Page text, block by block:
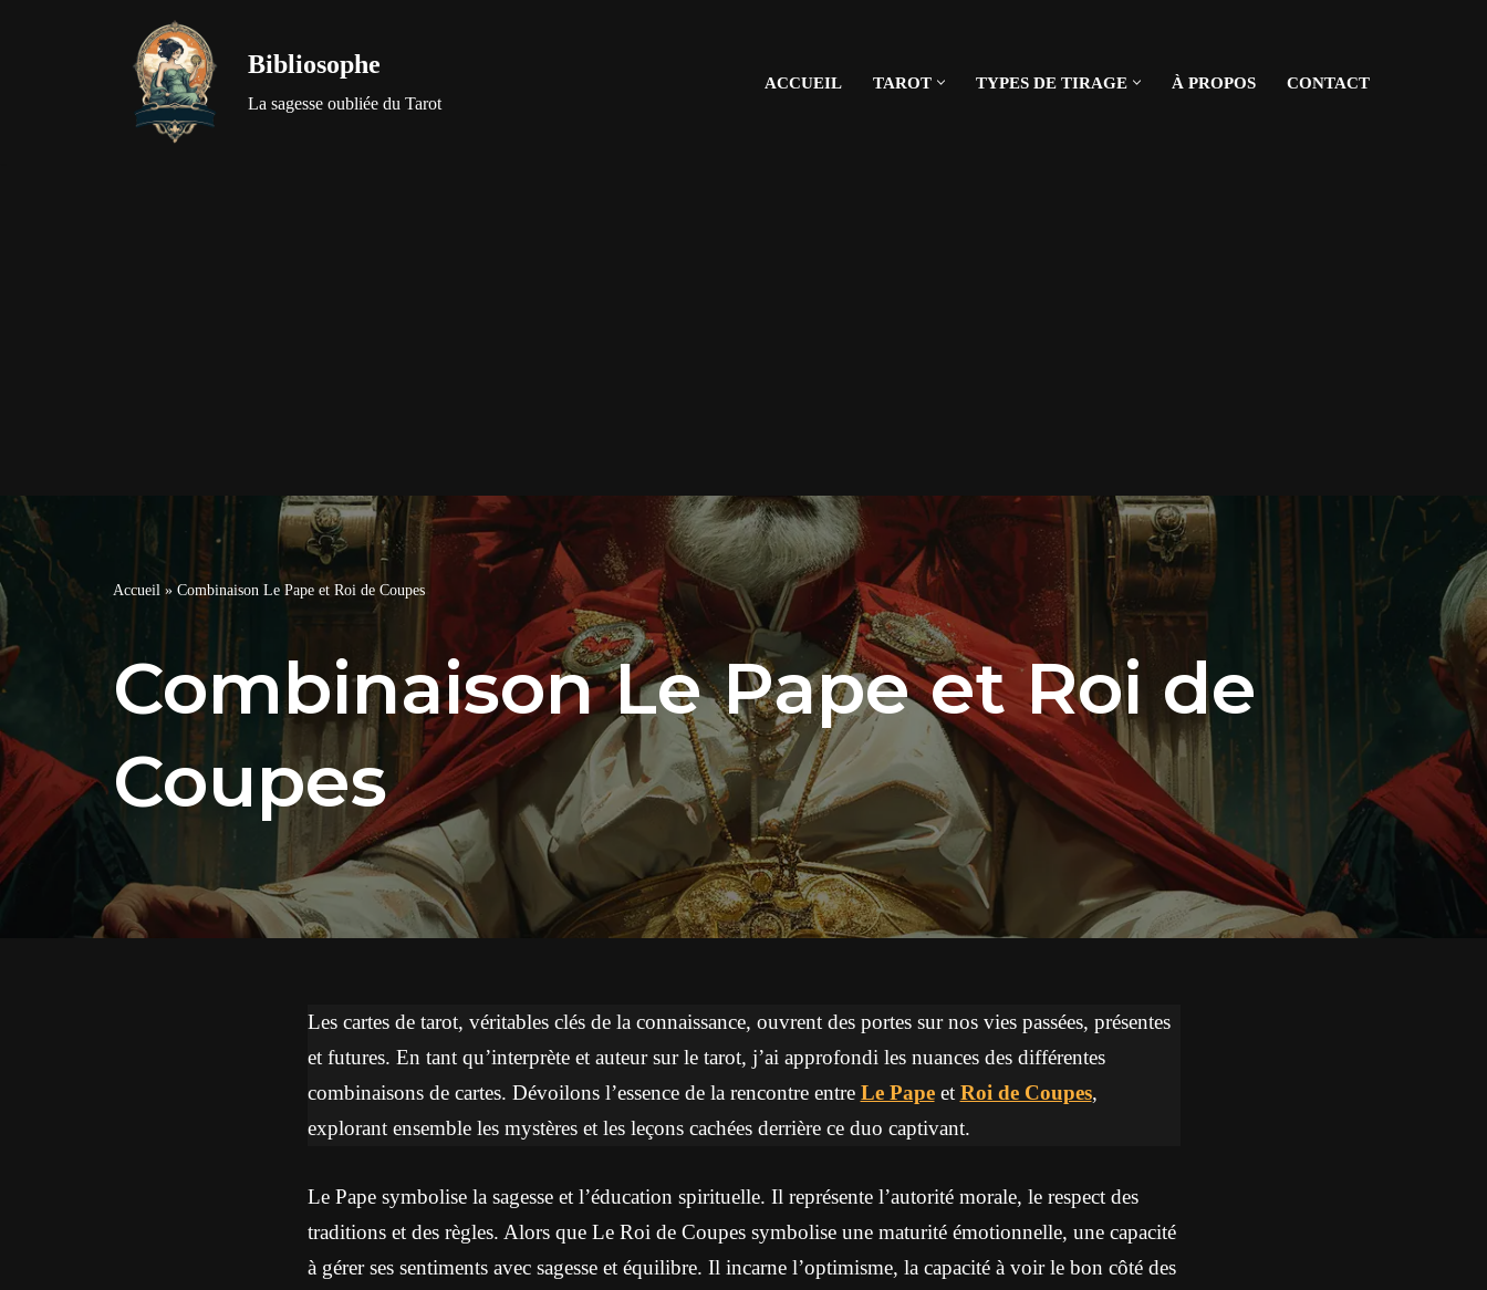
Bibliosophe
La sagesse oubliée du Tarot
ACCUEIL TAROT TYPES DE TIRAGE À PROPOS CONTACT
Accueil » Combinaison Le Pape et Roi de Coupes
Combinaison Le Pape et Roi de
Coupes
Les cartes de tarot, véritables clés de la connaissance, ouvrent des portes sur nos vies passées, présentes
et futures. En tant qu’interprète et auteur sur le tarot, j’ai approfondi les nuances des différentes
combinaisons de cartes. Dévoilons l’essence de la rencontre entre Le Papeet Roi de Coupes,
explorant ensemble les mystères et les leçons cachées derrière ce duo captivant.
Le Pape symbolise la sagesse et l’éducation spirituelle. Il représente l’autorité morale, le respect des
traditions et des règles. Alors que Le Roi de Coupes symbolise une maturité émotionnelle, une capacité
à gérer ses sentiments avec sagesse et équilibre. Il incarne l’optimisme, la capacité à voir le bon côté des